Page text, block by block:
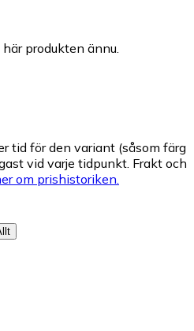
produkten ännu.
tid för den variant (såsom färg
vid varje tidpunkt. Frakt och
om prishistoriken.